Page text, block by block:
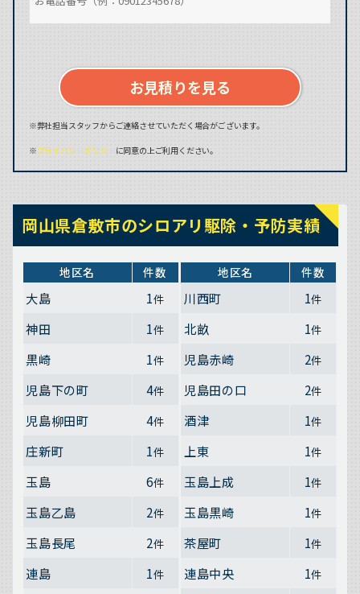
お見積りを見る
※弊社担当スタッフからご連絡させていただく場合がございます。
※プライバシーポリシーに同意の上ご利用ください。
岡山県倉敷市のシロアリ駆除・予防実績
地区名 件数
大島 1件
神田 1件
黒崎 1件
児島下の町 4件
児島柳田町 4件
庄新町 1件
玉島 6件
玉島乙島 2件
玉島長尾 2件
連島 1件
地区名 件数
川西町 1件
北畝 1件
児島赤崎 2件
児島田の口 2件
酒津 1件
上東 1件
玉島上成 1件
玉島黒崎 1件
茶屋町 1件
連島中央 1件